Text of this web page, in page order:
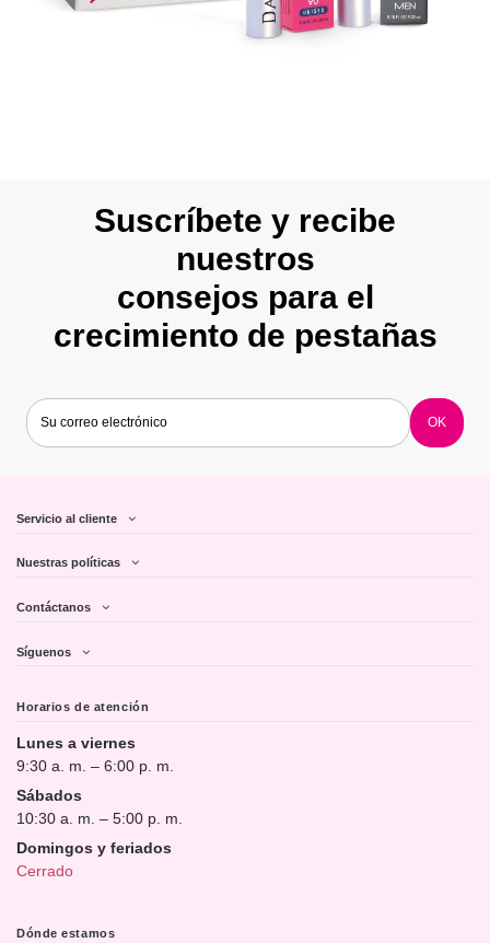
Suscríbete y recibe
nuestros
consejos para el
crecimiento de pestañas
Servicio al cliente
Nuestras políticas
Contáctanos
Síguenos
Horarios de atención
Lunes a viernes
9:30 a. m. – 6:00 p. m.
Sábados
10:30 a. m. – 5:00 p. m.
Domingos y feriados
Cerrado
Dónde estamos